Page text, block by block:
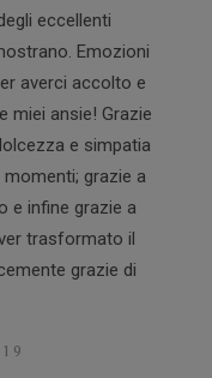
eccellenti
Emozioni
averci accolto e
miei ansie! Grazie
e simpatia
grazie a
e infine grazie a
trasformato il
grazie di